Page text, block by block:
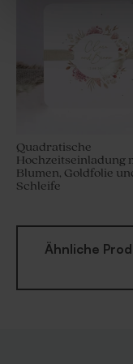
Quadratische
Hochzeitseinladung
Blumen, Goldfolie
Schleife
Ähnliche